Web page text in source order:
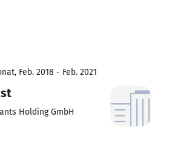
Feb. 2018 - Feb. 2021
Holding GmbH